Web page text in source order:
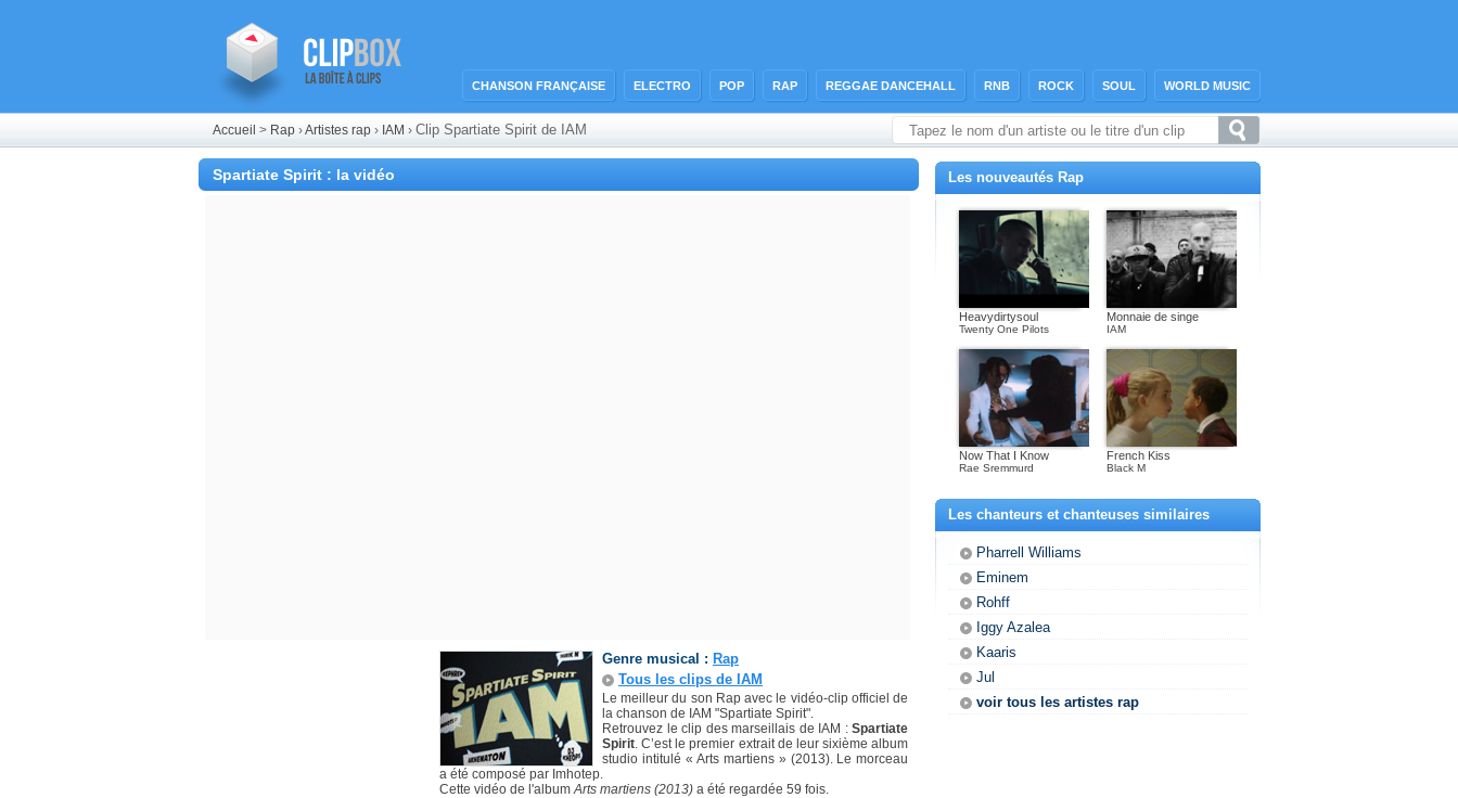
CHANSON FRANÇAISE ELECTRO POP RAP REGGAE DANCEHALL RNB ROCK SOUL WORLD MUSIC
Accueil > Rap ›Artistes rap › IAM › Clip Spartiate Spirit de IAM
Spartiate Spirit : la vidéo
Genre musical : Rap
Tous les clips de IAM
Le meilleur du son Rap avec le vidéo-clip officiel de
la chanson de IAM "Spartiate Spirit".
Retrouvez le clip des marseillais de IAM : Spartiate
Spirit. C’est le premier extrait de leur sixième album
studio intitulé « Arts martiens » (2013). Le morceau
a été composé par Imhotep.
Cette vidéo de l'albumArts martiens (2013) a été regardée 59 fois.
Les nouveautés Rap
Heavydirtysoul
Twenty One Pilots
Monnaie de singe
IAM
Now That I Know
Rae Sremmurd
French Kiss
Black M
Les chanteurs et chanteuses similaires
Pharrell Williams
Eminem
Rohff
Iggy Azalea
Kaaris
Jul
voir tous les artistes rap